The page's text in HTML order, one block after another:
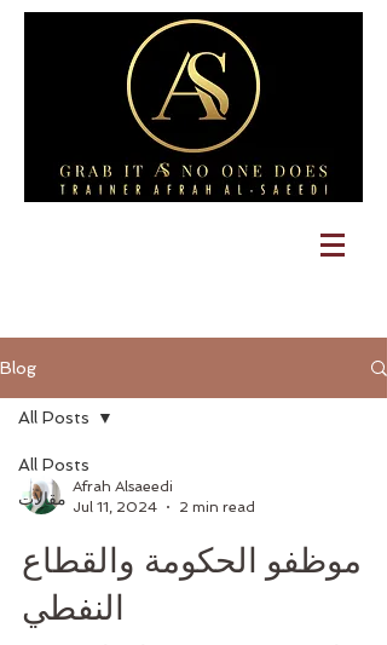
Blog
All Posts
مقالات
All Posts
Afrah Alsaeedi
Jul 11, 2024
2 min read
موظفو الحكومة والقطاع
النفطي